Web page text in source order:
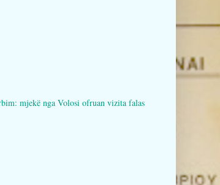
mjekë nga Volosi ofruan vizita falas